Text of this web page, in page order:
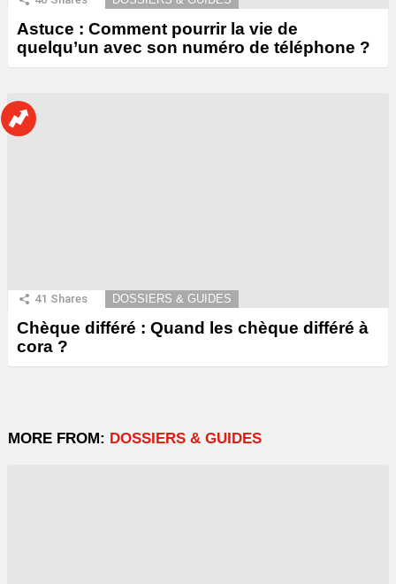
Astuce : Comment pourrir la vie de
quelqu’un avec son numéro de téléphone ?
41 Shares DOSSIERS & GUIDES
Chèque différé : Quand les chèque différé à
cora ?
MORE FROM: DOSSIERS & GUIDES